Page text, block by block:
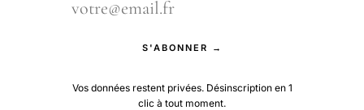
S'ABONNER →
Vos données restent privées. Désinscription en 1
clic à tout moment.